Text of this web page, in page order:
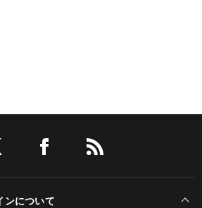
ンについて